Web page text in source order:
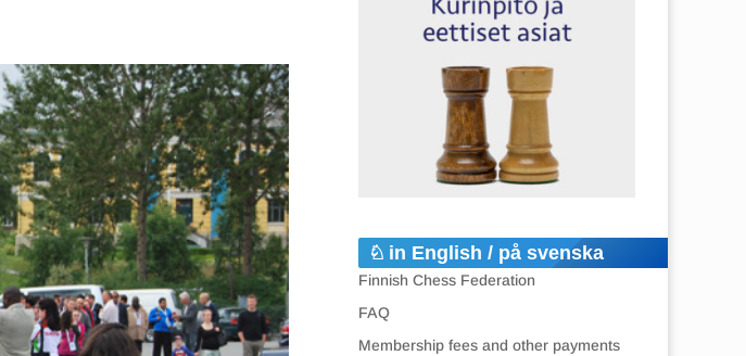
in English / på svenska
Finnish Chess Federation
FAQ
Membership fees and other payments